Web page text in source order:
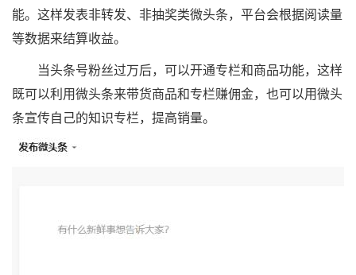
能。这样发表非转发、非抽奖类微头条，平台会根据阅读量
等数据来结算收益。
当头条号粉丝过万后，可以开通专栏和商品功能，这样
既可以利用微头条来带货商品和专栏赚佣金，也可以用微头
条宣传自己的知识专栏，提高销量。